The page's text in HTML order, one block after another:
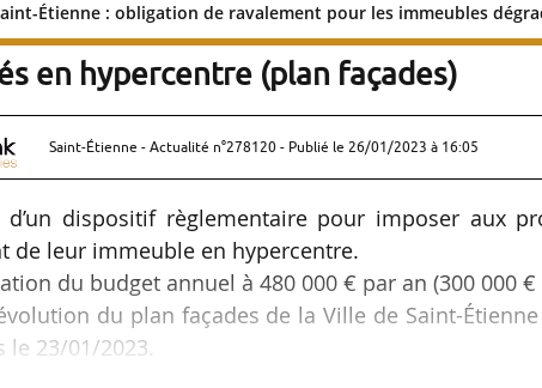
Étienne : obligation de ravalement pour les immeubles
: obligation de ravalement
en hypercentre (plan façades)
Saint-Étienne - Actualité n°278120 - Publié le 26/01/2023 à 16:05
d’un dispositif règlementaire pour imposer aux
de leur immeuble en hypercentre.
du budget annuel à 480 000 € par an (300 000 €
du plan façades de la Ville de Saint-
le 23/01/2023.